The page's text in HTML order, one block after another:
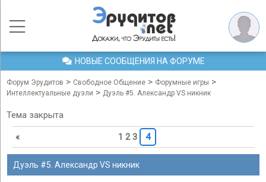
НОВЫЕ СООБЩЕНИЯ НА ФОРУМЕ
Форум Эрудитов > Свободное Общение > Форумные игры >
Интеллектуальные дуэли > Дуэль #5. Александр VS никник
Тема закрыта
« 1 2 3 4
Дуэль #5. Александр VS никник